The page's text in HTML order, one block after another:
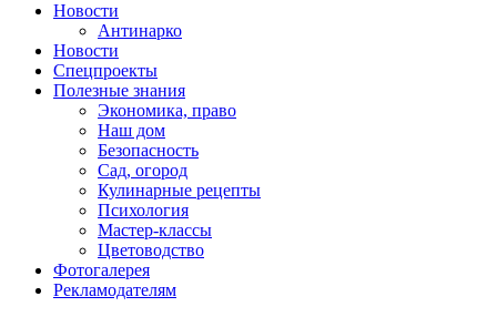
Новости
Антинарко
Новости
Спецпроекты
Полезные знания
Экономика, право
Наш дом
Безопасность
Сад, огород
Кулинарные рецепты
Психология
Мастер-классы
Цветоводство
Фотогалерея
Рекламодателям